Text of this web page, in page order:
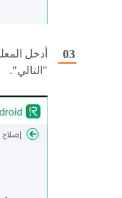
أدخل
"التالي".